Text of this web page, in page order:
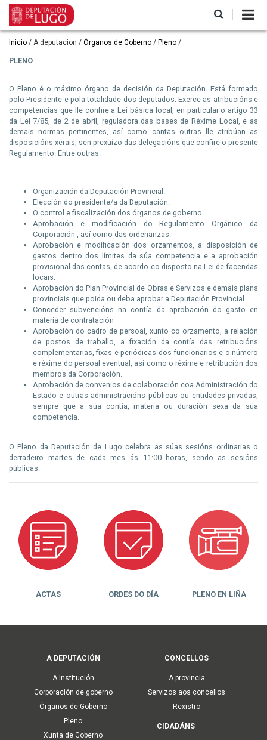
contido
principal
Miga
de
pan
Inicio A deputacion Órganos de Goberno Pleno
PLENO
O Pleno é o máximo órgano de decisión da Deputación. Está formado
polo Presidente e pola totalidade dos deputados. Exerce as atribucións e
competencias que lle confire a Lei básica local, en particular o artigo 33
da Lei 7/85, de 2 de abril, reguladora das bases de Réxime Local, e as
demais normas pertinentes, así como cantas outras lle atribúan as
disposicións xerais, sen prexuízo das delegacións que confire o presente
Regulamento. Entre outras:
Organización da Deputación Provincial.
Elección do presidente/a da Deputación.
O control e fiscalización dos órganos de goberno.
Aprobación e modificación do Regulamento Orgánico da
Corporación , así como das ordenanzas.
Aprobación e modificación dos orzamentos, a disposición de
gastos dentro dos límites da súa competencia e a aprobación
provisional das contas, de acordo co disposto na Lei de facendas
locais.
Aprobación do Plan Provincial de Obras e Servizos e demais plans
provinciais que poida ou deba aprobar a Deputación Provincial.
Conceder subvencións na contía da aprobación do gasto en
materia de contratación
Aprobación do cadro de persoal, xunto co orzamento, a relación
de postos de traballo, a fixación da contía das retribucións
complementarias, fixas e periódicas dos funcionarios e o número
e réxime do persoal eventual, así como o réxime e retribución dos
membros da Corporación.
Aprobación de convenios de colaboración coa Administración do
Estado e outras administracións públicas ou entidades privadas,
sempre que a súa contía, materia ou duración sexa da súa
competencia.
O Pleno da Deputación de Lugo celebra as súas sesións ordinarias o
derradeiro martes de cada mes ás 11:00 horas, sendo as sesións
públicas.
ACTAS ORDES DO DÍA PLENO EN LIÑA
navigation
A DEPUTACIÓN
A Institución
Corporación de goberno
Órganos de Goberno
Pleno
Xunta de Goberno
CONCELLOS
A provincia
Servizos aos concellos
Rexistro
CIDADÁNS